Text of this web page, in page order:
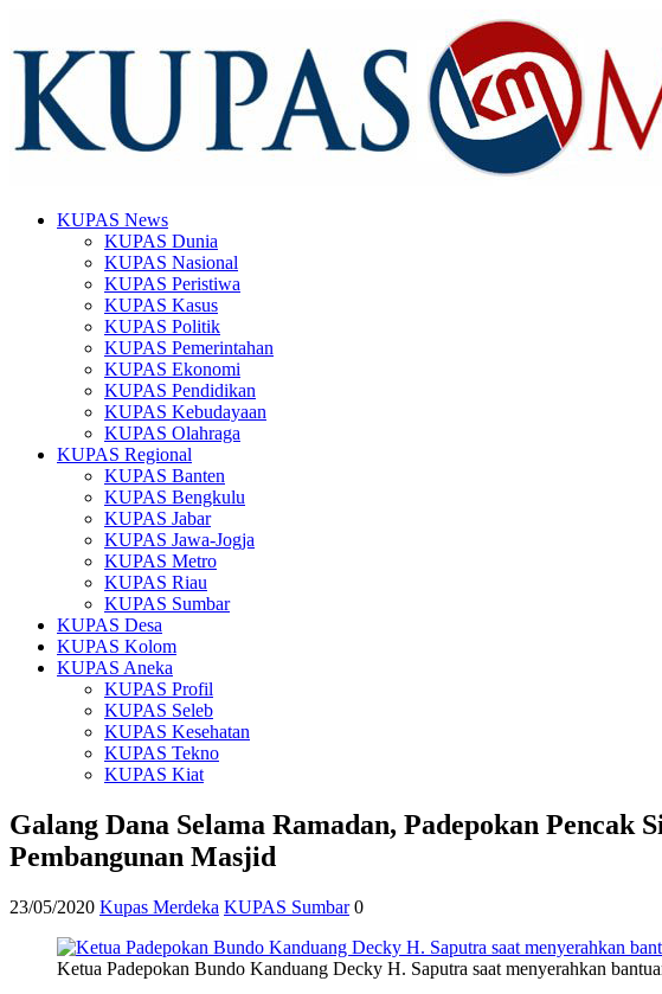
KUPAS News
KUPAS Dunia
KUPAS Nasional
KUPAS Peristiwa
KUPAS Kasus
KUPAS Politik
KUPAS Pemerintahan
KUPAS Ekonomi
KUPAS Pendidikan
KUPAS Kebudayaan
KUPAS Olahraga
KUPAS Regional
KUPAS Banten
KUPAS Bengkulu
KUPAS Jabar
KUPAS Jawa-Jogja
KUPAS Metro
KUPAS Riau
KUPAS Sumbar
KUPAS Desa
KUPAS Kolom
KUPAS Aneka
KUPAS Profil
KUPAS Seleb
KUPAS Kesehatan
KUPAS Tekno
KUPAS Kiat
Galang Dana Selama Ramadan, Padepokan
Pembangunan Masjid
23/05/2020 Kupas Merdeka KUPAS Sumbar 0
Ketua Padepokan Bundo Kanduang Decky H. Saputra saat menyerahkan